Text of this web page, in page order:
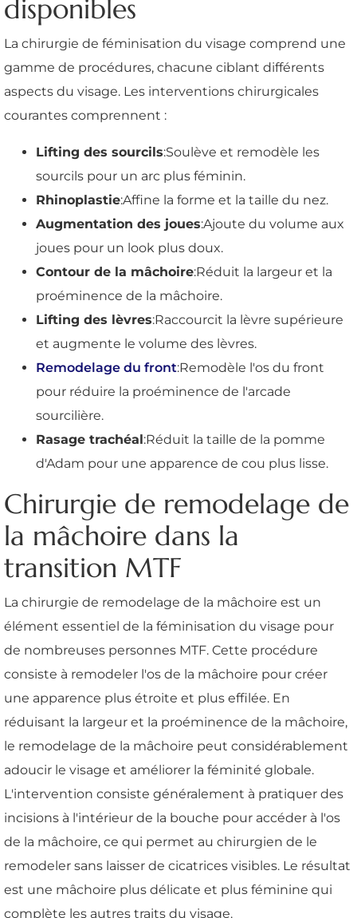
disponibles
La chirurgie de féminisation du visage comprend une
gamme de procédures, chacune ciblant différents
aspects du visage. Les interventions chirurgicales
courantes comprennent :
Lifting des sourcils:Soulève et remodèle les
sourcils pour un arc plus féminin.
Rhinoplastie:Affine la forme et la taille du nez.
Augmentation des joues:Ajoute du volume aux
joues pour un look plus doux.
Contour de la mâchoire:Réduit la largeur et la
proéminence de la mâchoire.
Lifting des lèvres:Raccourcit la lèvre supérieure
et augmente le volume des lèvres.
Remodelage du front:Remodèle l'os du front
pour réduire la proéminence de l'arcade
sourcilière.
Rasage trachéal:Réduit la taille de la pomme
d'Adam pour une apparence de cou plus lisse.
Chirurgie de remodelage de
la mâchoire dans la
transition MTF
La chirurgie de remodelage de la mâchoire est un
élément essentiel de la féminisation du visage pour
de nombreuses personnes MTF. Cette procédure
consiste à remodeler l'os de la mâchoire pour créer
une apparence plus étroite et plus effilée. En
réduisant la largeur et la proéminence de la mâchoire,
le remodelage de la mâchoire peut considérablement
adoucir le visage et améliorer la féminité globale.
L'intervention consiste généralement à pratiquer des
incisions à l'intérieur de la bouche pour accéder à l'os
de la mâchoire, ce qui permet au chirurgien de le
remodeler sans laisser de cicatrices visibles. Le résultat
est une mâchoire plus délicate et plus féminine qui
complète les autres traits du visage.